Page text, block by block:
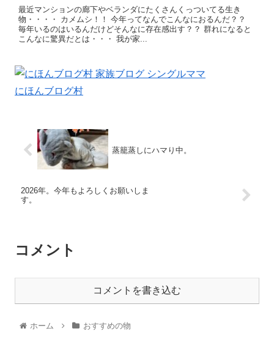
最近マンションの廊下やベランダにたくさんくっついてる生き
物・・・・ カメムシ！！ 今年ってなんでこんなにおるんだ？？
毎年いるのはいるんだけどそんなに存在感出す？？ 群れになると
こんなに驚異だとは・・・ 我が家...
にほんブログ村
蒸籠蒸しにハマり中。
2026年。今年もよろしくお願いしま
す。
コメント
コメントを書き込む
ホーム おすすめの物